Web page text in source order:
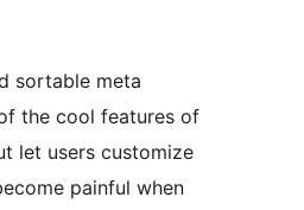
sortable meta
the cool features of
let users customize
painful when